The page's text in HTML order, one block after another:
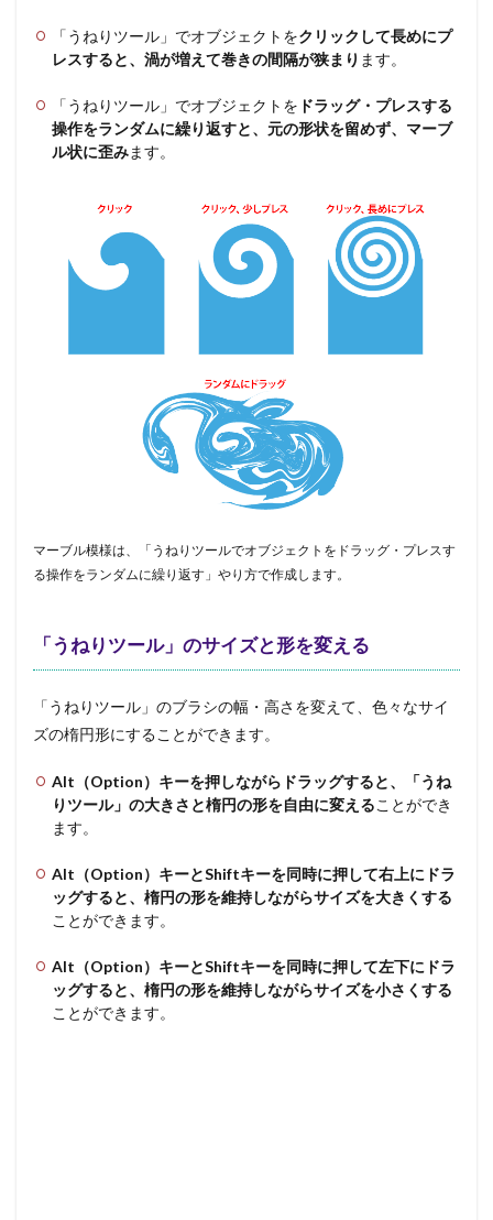
「うねりツール」でオブジェクトをクリックして長めにプ
レスすると、渦が増えて巻きの間隔が狭まり ます。
「うねりツール」でオブジェクトを ドラッグ・プレスする
操作をランダムに繰り返すと、元の形状を留めず、マーブ
ル状に歪みます。
マーブル模様は、「うねりツールでオブジェクトをドラッグ・プレスす
る操作をランダムに繰り返す」やり方で作成します。
「うねりツール」のサイズと形を変える
「うねりツール」のブラシの幅・高さを変えて、色々なサイ
ズの楕円形にすることができます。
Alt（Option）キーを押しながらドラッグすると、「うね
りツール」の大きさと楕円の形を自由に変えることができ
ます。
Alt（Option）キーとShiftキーを同時に押して右上にドラ
ッグすると、楕円の形を維持しながらサイズを大きくする
ことができます。
Alt（Option）キーとShiftキーを同時に押して左下にドラ
ッグすると、楕円の形を維持しながらサイズを小さくする
ことができます。